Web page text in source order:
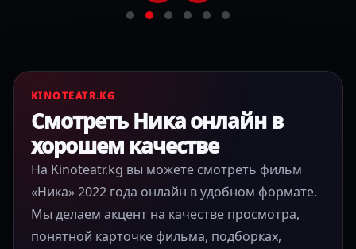
KINOTEATR.KG
Смотреть Ника онлайн в
хорошем качестве
На Kinoteatr.kg вы можете смотреть фильм
«Ника» 2022 года онлайн в удобном формате.
Мы делаем акцент на качестве просмотра,
понятной карточке фильма, подборках,